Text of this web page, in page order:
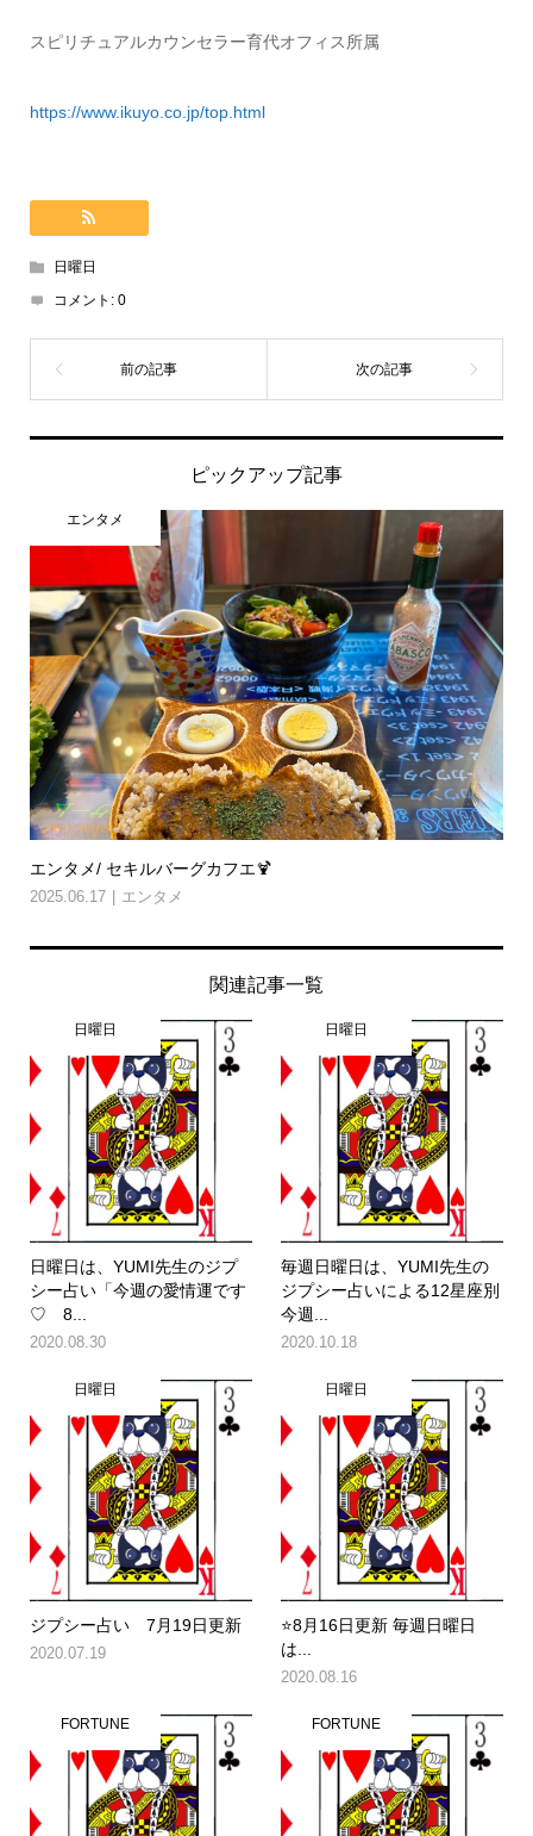
スピリチュアルカウンセラー育代オフィス所属
https://www.ikuyo.co.jp/top.html
日曜日
コメント: 0
ピックアップ記事
エンタメ
エンタメ/ セキルバーグカフエ🍹
2025.06.17 エンタメ
関連記事一覧
日曜日
日曜日は、YUMI先生のジプ
シー占い「今週の愛情運です
♡ 8...
2020.08.30
日曜日
毎週日曜日は、YUMI先生の
ジプシー占いによる12星座別
今週...
2020.10.18
日曜日
ジプシー占い 7月19日更新
2020.07.19
日曜日
⭐️8月16日更新 毎週日曜日
は...
2020.08.16
FORTUNE FORTUNE